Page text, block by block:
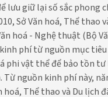
lưu giữ lại số sắc phong
Sở Văn hoá, Thể thao
hoá - Nghệ thuật (Bộ
phí từ nguồn mục
phi vật thể để bảo tồn tư
nguồn kinh phí này,
hoá, Thể thao và Du lịch